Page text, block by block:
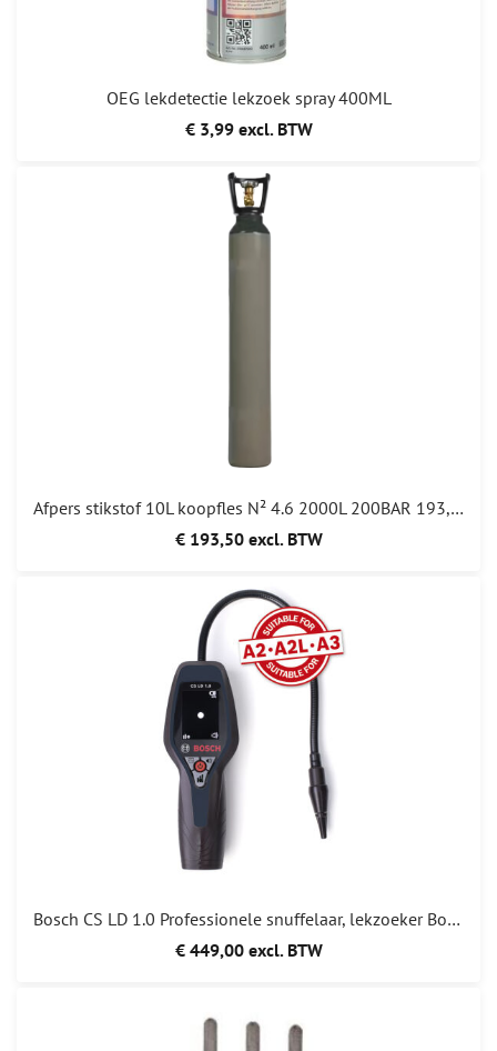
OEG lekdetectie lekzoek spray 400ML
€ 3,99 excl. BTW
Afpers stikstof 10L koopfles N² 4.6 2000L 200BAR 193,50
€ 193,50 excl. BTW
Bosch CS LD 1.0 Professionele snuffelaar, lekzoeker Bosch CSLD1.0 Bosch CSLD 1.0 BRL100 CONFORM A2L A3 SP01501838
€ 449,00 excl. BTW